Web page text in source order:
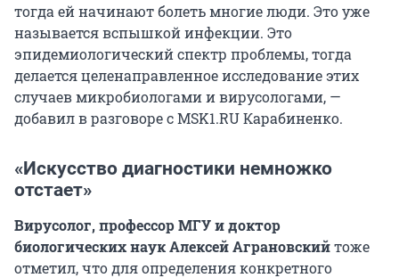
тогда ей начинают болеть многие люди. Это уже
называется вспышкой инфекции. Это
эпидемиологический спектр проблемы, тогда
делается целенаправленное исследование этих
случаев микробиологами и вирусологами, —
добавил в разговоре с MSK1.RU Карабиненко.
«Искусство диагностики немножко
отстает»
Вирусолог, профессор МГУ и доктор
биологических наук Алексей Аграновскийтоже
отметил, что для определения конкретного